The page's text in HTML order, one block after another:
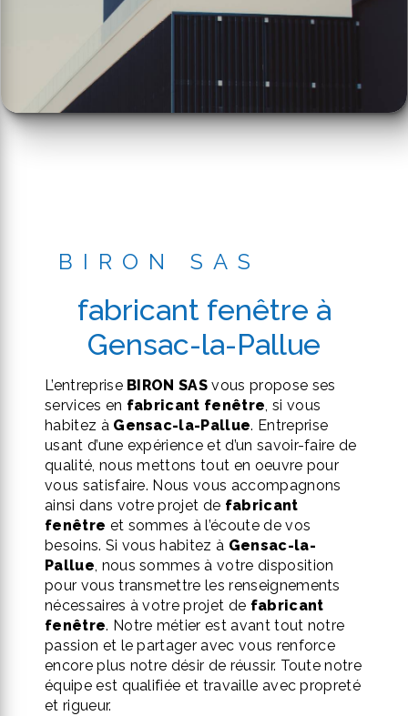
BIRON SAS
fabricant fenêtre à
Gensac-la-Pallue
L’entreprise BIRON SAS vous propose ses
services en fabricant fenêtre, si vous
habitez à Gensac-la-Pallue. Entreprise
usant d’une expérience et d’un savoir-faire de
qualité, nous mettons tout en oeuvre pour
vous satisfaire. Nous vous accompagnons
ainsi dans votre projet de fabricant
fenêtre et sommes à l’écoute de vos
besoins. Si vous habitez à Gensac-la-
Pallue, nous sommes à votre disposition
pour vous transmettre les renseignements
nécessaires à votre projet de fabricant
fenêtre. Notre métier est avant tout notre
passion et le partager avec vous renforce
encore plus notre désir de réussir. Toute notre
équipe est qualifiée et travaille avec propreté
et rigueur.